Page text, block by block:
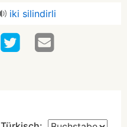
iki silindirli